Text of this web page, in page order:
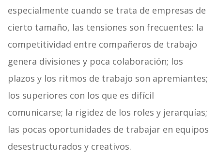
especialmente cuando se trata de empresas de
cierto tamaño, las tensiones son frecuentes: la
competitividad entre compañeros de trabajo
genera divisiones y poca colaboración; los
plazos y los ritmos de trabajo son apremiantes;
los superiores con los que es difícil
comunicarse; la rigidez de los roles y jerarquías;
las pocas oportunidades de trabajar en equipos
desestructurados y creativos.